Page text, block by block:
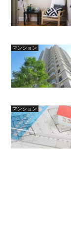
マンション
マンション